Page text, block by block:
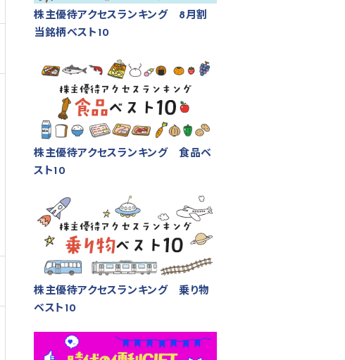
株主優待アクセスランキング 8月割
当銘柄ベスト10
株主優待アクセスランキング 食品ベ
スト10
株主優待アクセスランキング 乗り物
ベスト10